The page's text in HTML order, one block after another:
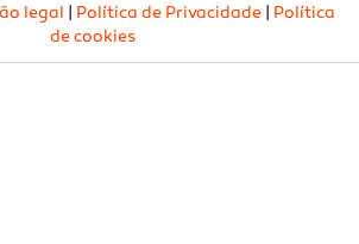
legal Política de Privacidade|
Política
de cookies